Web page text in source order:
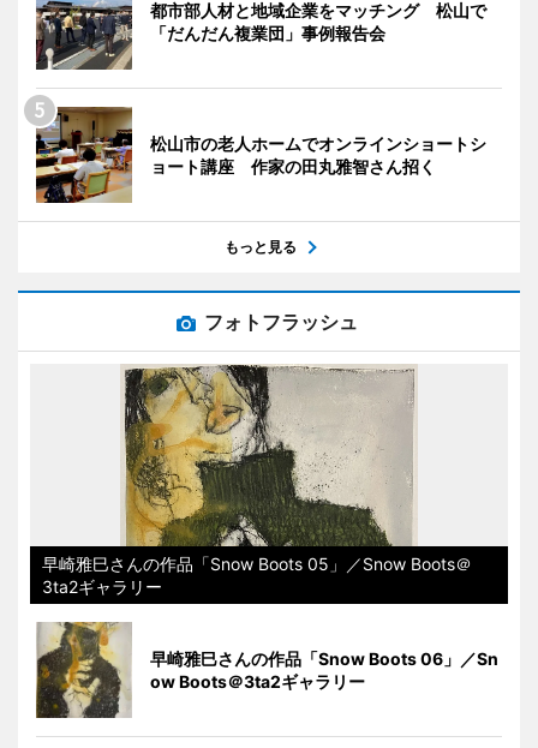
都市部人材と地域企業をマッチング 松山で
「だんだん複業団」事例報告会
松山市の老人ホームでオンラインショートシ
ョート講座 作家の田丸雅智さん招く
もっと見る
フォトフラッシュ
早崎雅巳さんの作品「Snow Boots 05」／Snow Boots＠
3ta2ギャラリー
早崎雅巳さんの作品「Snow Boots 06」／Sn
ow Boots＠3ta2ギャラリー